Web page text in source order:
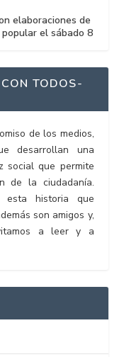
elaboraciones de
el sábado 8
TODOS-
de los medios,
desarrollan una
social que permite
de la ciudadanía.
esta historia que
son amigos y,
a leer y a